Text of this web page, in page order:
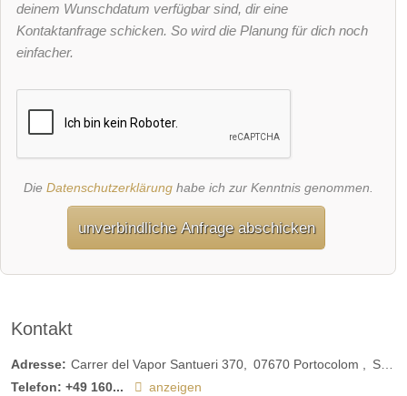
deinem Wunschdatum verfügbar sind, dir eine
Kontaktanfrage schicken. So wird die Planung für dich noch
einfacher.
Die Datenschutzerklärunghabe ich zur Kenntnis genommen.
unverbindliche Anfrage abschicken
Kontakt
Adresse: Carrer del Vapor Santueri 370 07670 Portocolom
Spanien
Telefon: +49 160...
anzeigen